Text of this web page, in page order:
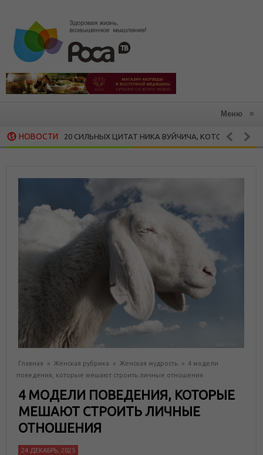
Меню ≡
НОВОСТИ
20 СИЛЬНЫХ ЦИТАТ НИКА ВУЙЧИЧА, КОТОРЫЕ ЗАРАЖАЮТ
Главная » Женская рубрика » Женская мудрость » 4 модели
поведения, которые мешают строить личные отношения
4 МОДЕЛИ ПОВЕДЕНИЯ, КОТОРЫЕ
МЕШАЮТ СТРОИТЬ ЛИЧНЫЕ
ОТНОШЕНИЯ
24 ДЕКАБРЬ, 2025